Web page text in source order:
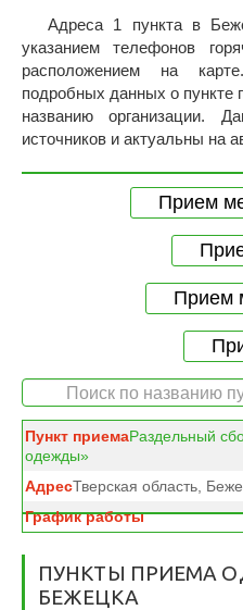
Адреса 1 пункта в
указанием телефонов
расположением на
подробных данных о пункте
названию организации.
источников и актуальны на
Прием
Прием
Раздельный
одежды»
Тверская область,
ПУНКТЫ ПРИЕМА
БЕЖЕЦКА